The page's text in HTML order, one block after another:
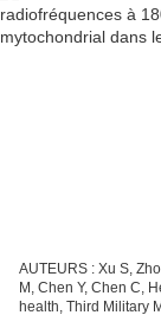
AUTEURS : Xu S,
M, Chen Y, Chen C,
health, Third Military